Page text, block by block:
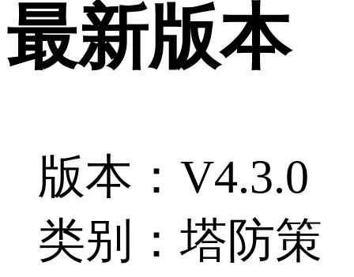
最新版本
版本：V4.3.0
类别：塔防策